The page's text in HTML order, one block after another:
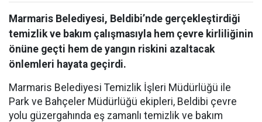
Marmaris Belediyesi, Beldibi’nde gerçekleştirdiği
temizlik ve bakım çalışmasıyla hem çevre kirliliğinin
önüne geçti hem de yangın riskini azaltacak
önlemleri hayata geçirdi.
Marmaris Belediyesi Temizlik İşleri Müdürlüğü ile
Park ve Bahçeler Müdürlüğü ekipleri, Beldibi çevre
yolu güzergahında eş zamanlı temizlik ve bakım